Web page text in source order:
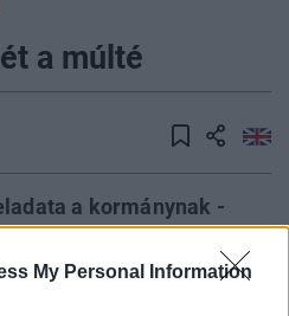
My Personal Information
a múlté
a kormánynak -
indult kétnapos Nemzeti